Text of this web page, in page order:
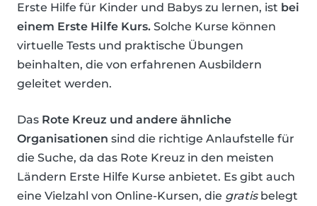
Erste Hilfe für Kinder und Babys zu lernen, ist bei
einem Erste Hilfe Kurs. Solche Kurse können
virtuelle Tests und praktische Übungen
beinhalten, die von erfahrenen Ausbildern
geleitet werden.
Das Rote Kreuz und andere ähnliche
Organisationen sind die richtige Anlaufstelle für
die Suche, da das Rote Kreuz in den meisten
Ländern Erste Hilfe Kurse anbietet. Es gibt auch
eine Vielzahl von Online-Kursen, die gratisbelegt